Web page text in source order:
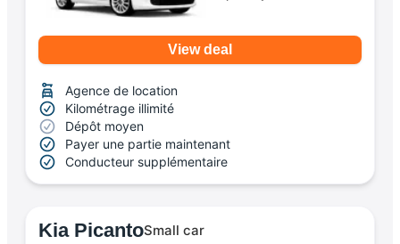
View deal
Agence de location
Kilométrage illimité
Dépôt moyen
Payer une partie maintenant
Conducteur supplémentaire
Kia PicantoSmall car